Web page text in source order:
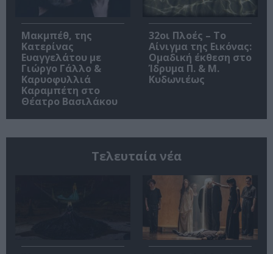
Μακμπέθ, της
Κατερίνας
Ευαγγελάτου με
Γιώργο Γάλλο &
Καρυοφυλλιά
Καραμπέτη στο
Θέατρο Βασιλάκου
32οι Πλοές – Το
Αίνιγμα της Εικόνας:
Ομαδική έκθεση στο
Ίδρυμα Π. & Μ.
Κυδωνιέως
Τελευταία νέα